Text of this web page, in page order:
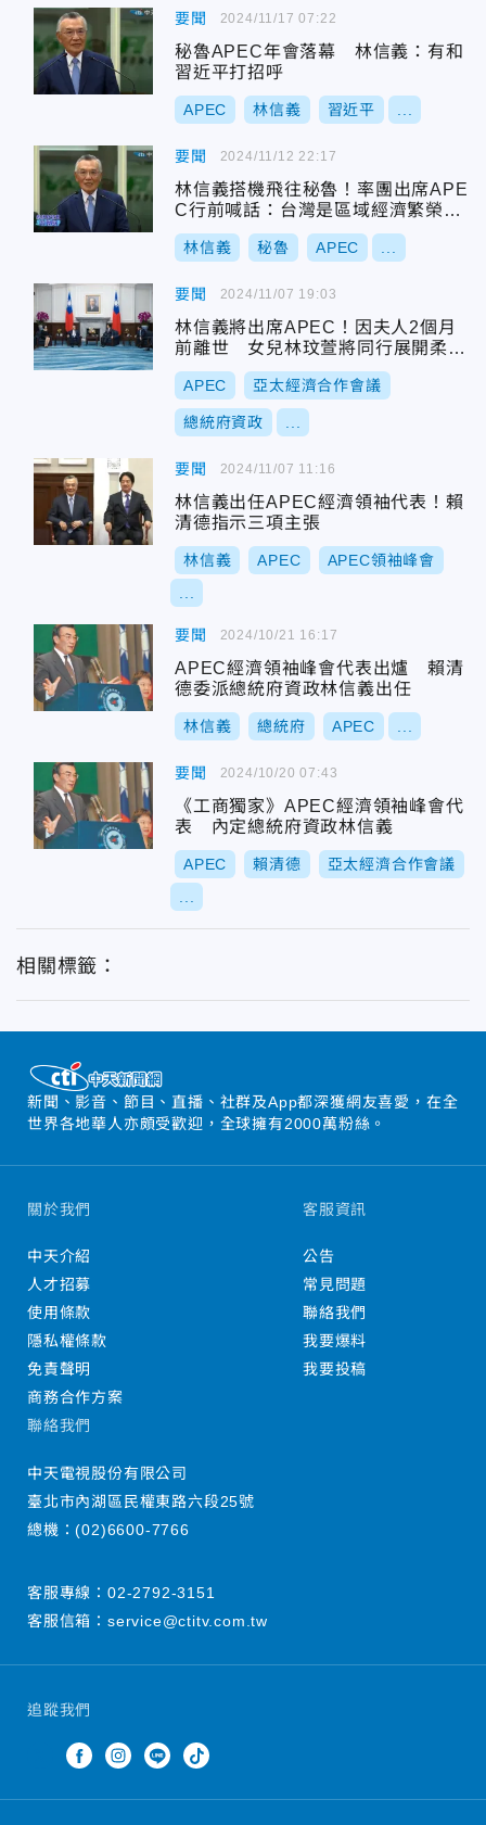
要聞
秘魯APEC年會落幕 林信義：有和
習近平打招呼
APEC 林信義 習近平
2024/11/17 07:22
要聞
林信義搭機飛往秘魯！率團出席APE
C行前喊話：台灣是區域經濟繁榮不
可或缺力量
林信義 秘魯 APEC
2024/11/12 22:17
要聞
林信義將出席APEC！因夫人2個月
前離世 女兒林玟萱將同行展開柔性
外交
APEC 亞太經濟合作會議
總統府資政
2024/11/07 19:03
要聞
林信義出任APEC經濟領袖代表！賴
清德指示三項主張
林信義 APEC APEC領袖峰會
2024/11/07 11:16
要聞
APEC經濟領袖峰會代表出爐 賴清
德委派總統府資政林信義出任
林信義 總統府 APEC
2024/10/21 16:17
要聞
《工商獨家》APEC經濟領袖峰會代
表 內定總統府資政林信義
APEC 賴清德 亞太經濟合作會議
2024/10/20 07:43
相關標籤：
新聞、影音、節目、直播、社群及App都深獲網友喜愛，在全
世界各地華人亦頗受歡迎，全球擁有2000萬粉絲。
追蹤我們
關於我們
中天介紹
人才招募
使用條款
隱私權條款
免責聲明
商務合作方案
客服資訊
公告
常見問題
聯絡我們
我要爆料
我要投稿
聯絡我們
中天電視股份有限公司
臺北市內湖區民權東路六段25號
總機：(02)6600-7766
客服專線： 02-2792-3151
客服信箱： service@ctitv.com.tw